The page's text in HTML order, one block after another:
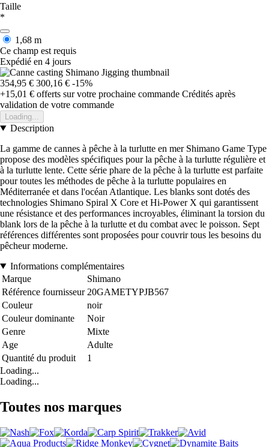
Taille
*
1,68 m
Ce champ est requis
Expédié en 4 jours
354,95 € 300,16 € -15%
+15,01 € offerts sur votre prochaine commande Crédités après
validation de votre commande
Loading...
Description
La gamme de cannes à pêche à la turlutte en mer Shimano Game Type
propose des modèles spécifiques pour la pêche à la turlutte régulière et
à la turlutte lente. Cette série phare de la pêche à la turlutte est parfaite
pour toutes les méthodes de pêche à la turlutte populaires en
Méditerranée et dans l'océan Atlantique. Les blanks sont dotés des
technologies Shimano Spiral X Core et Hi-Power X qui garantissent
une résistance et des performances incroyables, éliminant la torsion du
blank lors de la pêche à la turlutte et du combat avec le poisson. Sept
références différentes sont proposées pour couvrir tous les besoins du
pêcheur moderne.
Informations complémentaires
Marque
Shimano
Référence fournisseur 20GAMETYPJB567
Couleur
noir
Couleur dominante
Noir
Genre
Mixte
Age
Adulte
Quantité du produit
1
Loading...
Loading...
Toutes nos marques